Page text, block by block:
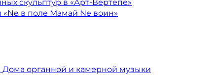
скульптур в «Арт-Вертепе»
«Nе в поле Мамай Nе воин»
Дома органной и камерной музыки